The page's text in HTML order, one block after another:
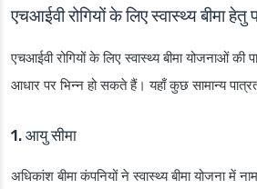
एचआईवी रोगियों के लिए स्वास्थ्य बीमा हेतु
एचआईवी रोगियों के लिए स्वास्थ्य बीमा योजनाओं की
आधार पर भिन्न हो सकते हैं। यहाँ कुछ सामान्य
1. आयु सीमा
अधिकांश बीमा कंपनियों ने स्वास्थ्य बीमा योजना में